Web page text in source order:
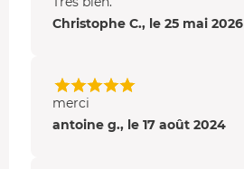
Christophe C., le 25 mai 2026
merci
antoine g., le 17 août 2024